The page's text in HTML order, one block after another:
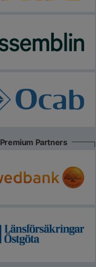
Premium Partners